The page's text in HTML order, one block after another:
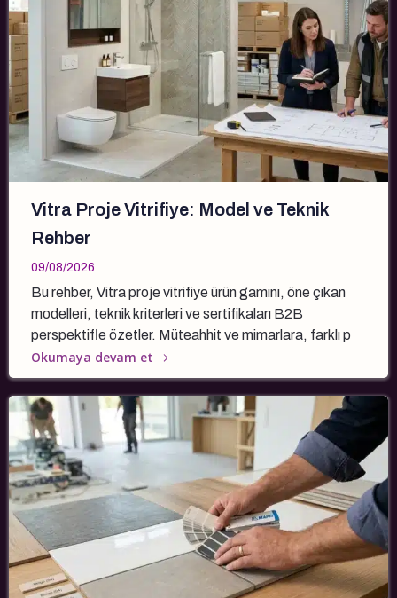
Vitra Proje Vitrifiye: Model ve Teknik
Rehber
09/08/2026
Bu rehber, Vitra proje vitrifiye ürün gamını, öne çıkan
modelleri, teknik kriterleri ve sertifikaları B2B
perspektifle özetler. Müteahhit ve mimarlara, farklı p
Okumaya devam et